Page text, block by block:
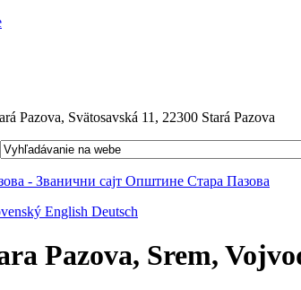
Pazova, Svätosavská 11, 22300 Stará Pazova
English Deutsch
Pazova, Srem,